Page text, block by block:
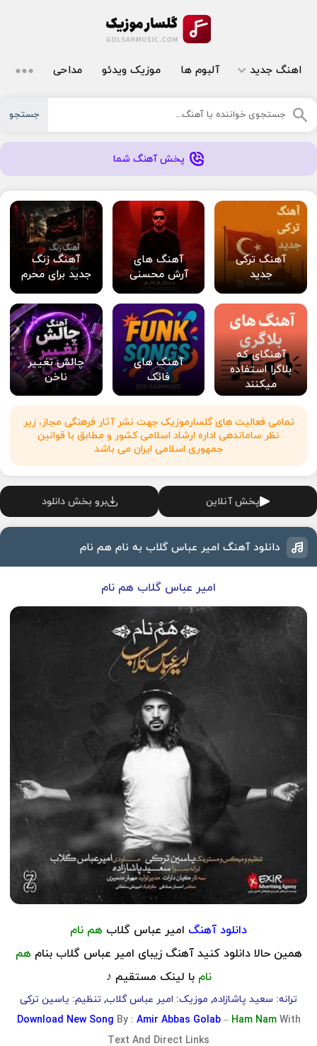
اهنگ جدید آلبوم ها موزیک ویدئو مداحی
جستجو
پخش آهنگ شما
آهنگ ترکی
جدید
آهنگ های
آرش محسنی
آهنگ زنگ
جدید برای محرم
آهنگای که
بلاگرا استفاده
میکنند
آهنگ های
فانک
چالش تغییر
ناخن
تمامی فعالیت های گلسارموزیک جهت نشر آثار فرهنگی مجاز، زیر
نظر ساماندهی اداره ارشاد اسلامی کشور و مطابق با قوانین
جمهوری اسلامی ایران می باشد
پخش آنلاین برو بخش دانلود
دانلود آهنگ امیر عباس گلاب به نام هم نام
امیر عباس گلاب هم نام
دانلود آهنگ امیر عباس گلاب هم نام
همین حالا دانلود کنید آهنگ زیبای امیر عباس گلاب بنام هم
نام با لینک مستقیم ♪
ترانه: سعید پاشازاده, موزیک: امیر عباس گلاب, تنظیم: یاسین ترکی
Download New Song By : Amir Abbas Golab – Ham Nam With
Text And Direct Links